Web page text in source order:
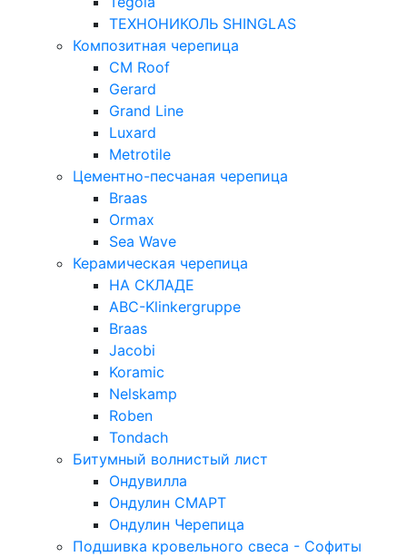
ТЕХНОНИКОЛЬ SHINGLAS
Композитная черепица
CM Roof
Gerard
Grand Line
Luxard
Metrotile
Цементно-песчаная черепица
Braas
Ormax
Sea Wave
Керамическая черепица
НА СКЛАДЕ
ABC-Klinkergruppe
Braas
Jacobi
Koramic
Nelskamp
Roben
Tondach
Битумный волнистый лист
Ондувилла
Ондулин СМАРТ
Ондулин Черепица
Подшивка кровельного свеса - Софиты